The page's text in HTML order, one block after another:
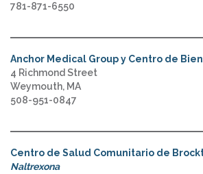
781-871-6550
Anchor Medical Group y Centro de
4 Richmond Street
Weymouth, MA
508-951-0847
Centro de Salud Comunitario de
Naltrexona